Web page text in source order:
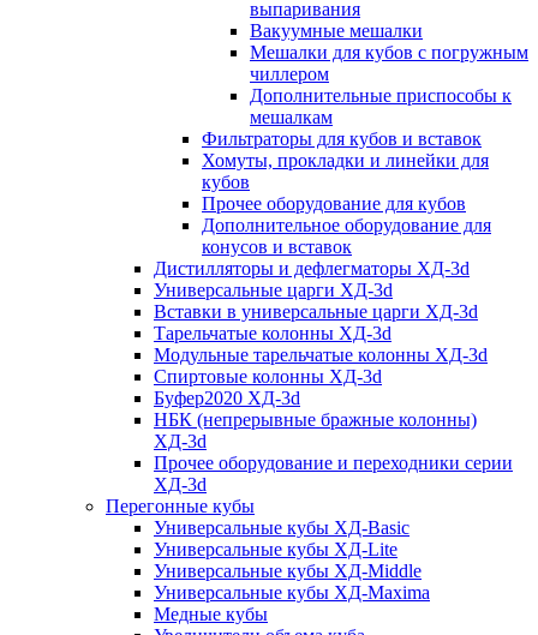
выпаривания
Вакуумные мешалки
Мешалки для кубов с погружным
чиллером
Дополнительные приспособы к
мешалкам
Фильтраторы для кубов и вставок
Хомуты, прокладки и линейки для
кубов
Прочее оборудование для кубов
Дополнительное оборудование для
конусов и вставок
Дистилляторы и дефлегматоры ХД-3d
Универсальные царги ХД-3d
Вставки в универсальные царги ХД-3d
Тарельчатые колонны ХД-3d
Модульные тарельчатые колонны ХД-3d
Спиртовые колонны ХД-3d
Буфер2020 ХД-3d
НБК (непрерывные бражные колонны)
ХД-3d
Прочее оборудование и переходники серии
ХД-3d
Перегонные кубы
Универсальные кубы ХД-Basic
Универсальные кубы ХД-Lite
Универсальные кубы ХД-Middle
Универсальные кубы ХД-Maxima
Медные кубы